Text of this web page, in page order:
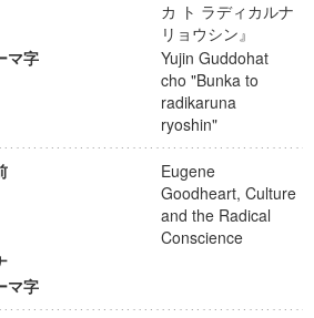
カ ト ラディカルナ
リョウシン』
マ字
Yujin Guddohat
cho "Bunka to
radikaruna
ryoshin"
Eugene
Goodheart, Culture
and the Radical
Conscience
マ字